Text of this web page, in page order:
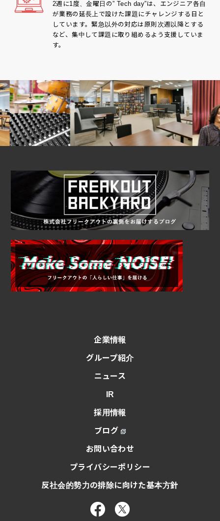
2週に1度、金曜日の” Tech day”は、エンジニア各自
が業務の延長上で設けた課題にチャレンジする日と
しています。緊急以外の対応は原則次週以降とする
など、集中して課題に取り組めるよう支援していま
す。
企業情報
グループ紹介
ニュース
IR
採用情報
ブログ
お問い合わせ
プライバシーポリシー
反社会的勢力の排除に向けた基本方針